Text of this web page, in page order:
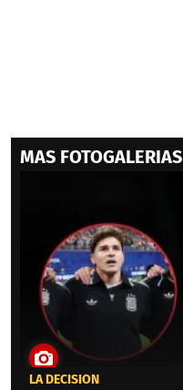
MAS FOTOGALERIAS
LA DECISIÓN